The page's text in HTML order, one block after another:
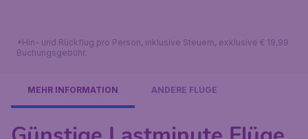
*Hin- und Rückflug pro Person, inklusive Steuern, exklusive € 19,99
Buchungsgebühr.
MEHR INFORMATION ANDERE FLÜGE